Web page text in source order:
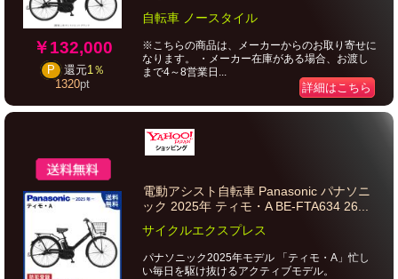
￥132,000
P 還元1％
1320pt
自転車 ノースタイル
※こちらの商品は、メーカーからのお取り寄せに
なります。 ・メーカー在庫がある場合、お渡し
まで4～8営業日...
詳細はこちら
電動アシスト自転車 Panasonic パナソニ
ック 2025年 ティモ・A BE-FTA634 26...
サイクルエクスプレス
パナソニック2025年モデル 「ティモ・A」忙し
い毎日を駆け抜けるアクティブモデル。